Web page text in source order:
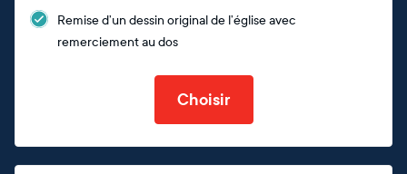
Remise d’un dessin original de l’église avec
remerciement au dos
Choisir